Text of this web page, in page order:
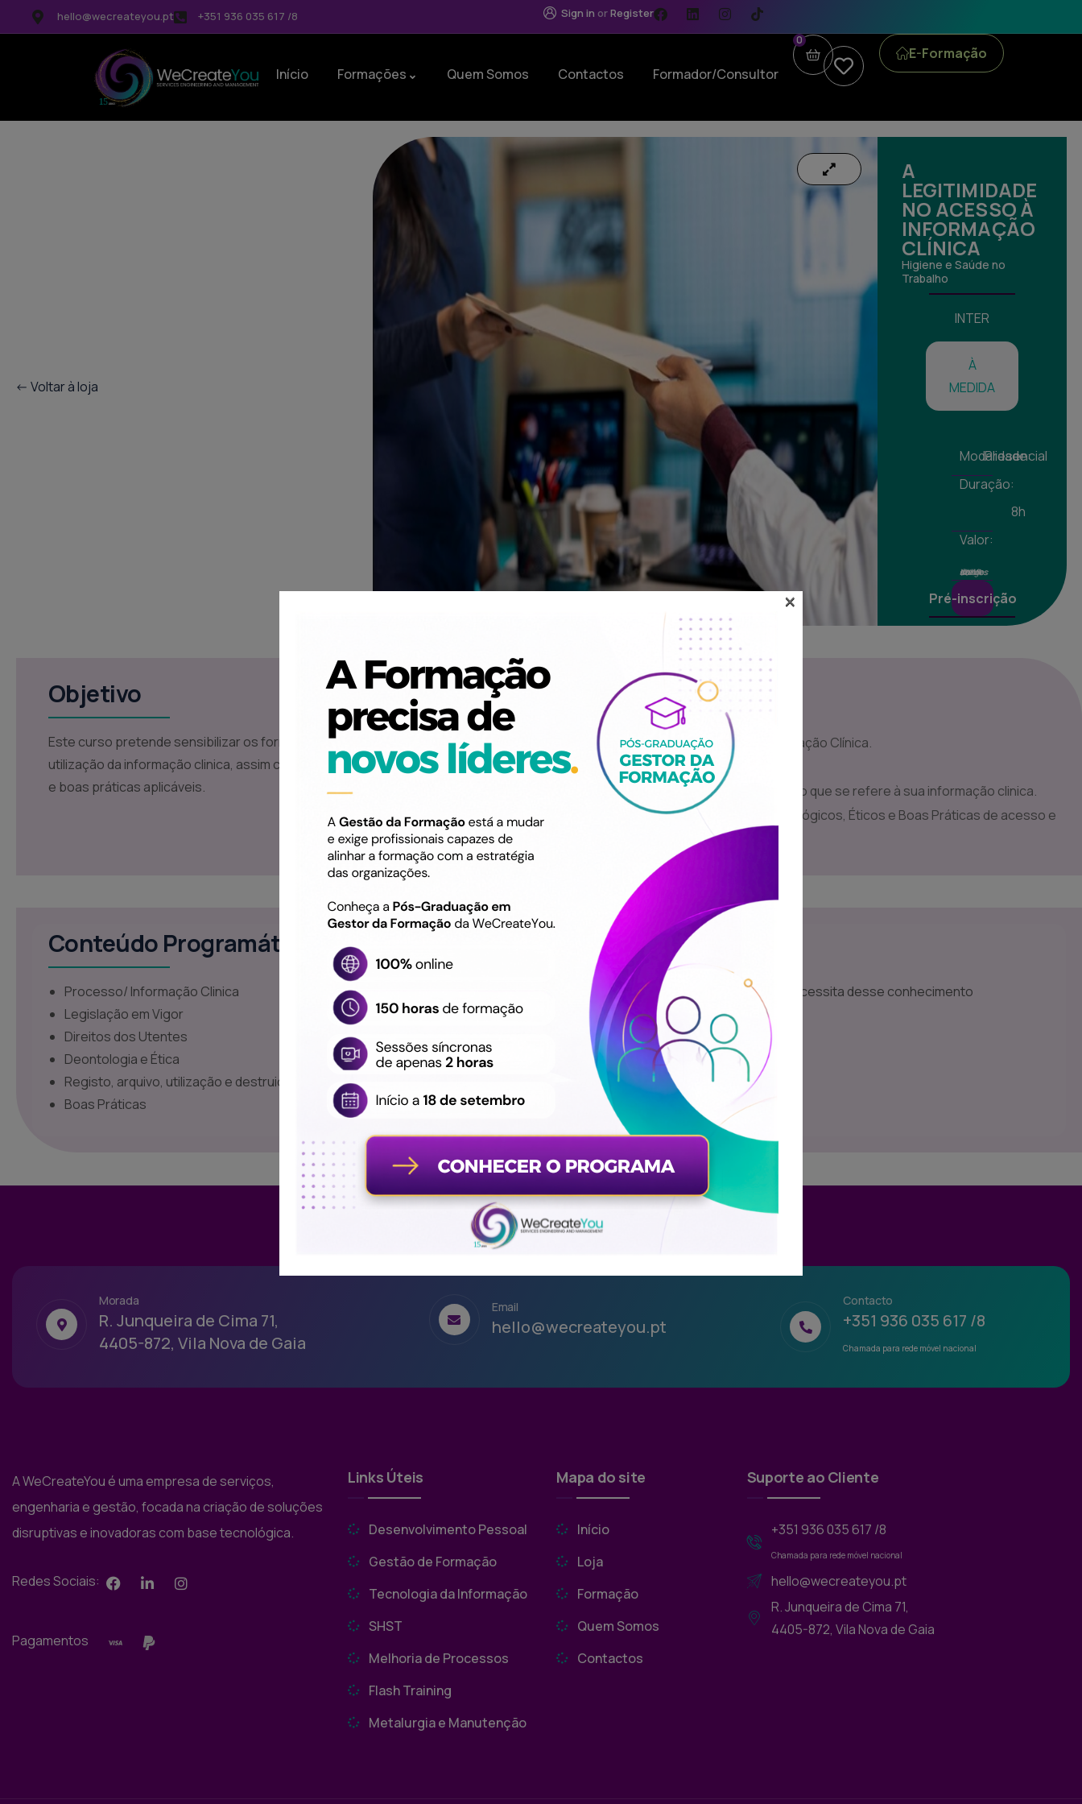
hello@wecreateyou.pt +351 936 035 617 /8 Sign in orRegister
Início Formações Quem Somos Contactos Formador/Consultor
0
E-Formação
<- Voltar à loja
A
LEGITIMIDADE
NO ACESSO À
INFORMAÇÃO
CLÍNICA
Higiene e Saúde no
Trabalho
INTER
À
MEDIDA
Modalidade:
Presencial
Duração:
8h
Valor:
Valores isentos de IVA ao abrigo do art. 9º do CIVA
Pré-inscrição
Objetivo
Este curso pretende sensibilizar os formandos para as regras de acesso e
utilização da informação clinica, assim como dos principios Deontológicos, Éticos
e boas práticas aplicáveis.
Descrição
Compreender o conceito de Informação Clínica.
Conhecer a Legislação em Vigor.
Conhecer os direitos dos utentes no que se refere à sua informação clinica.
Compreender os principios Deontológicos, Éticos e Boas Práticas de acesso e
utilização da informação Clínica.
Conteúdo Programático
Processo/ Informação Clinica
Legislação em Vigor
Direitos dos Utentes
Deontologia e Ética
Registo, arquivo, utilização e destruição de informação clínica
Boas Práticas
Destinatários
Formação destinada ao público que necessita desse conhecimento
Morada
R. Junqueira de Cima 71,
4405-872, Vila Nova de Gaia
Email
hello@wecreateyou.pt
Contacto
+351 936 035 617 /8
Chamada para rede móvel nacional
A WeCreateYou é uma empresa de serviços,
engenharia e gestão, focada na criação de soluções
disruptivas e inovadoras com base tecnológica.
Redes Sociais:
Pagamentos
Links Úteis
Desenvolvimento Pessoal
Gestão de Formação
Tecnologia da Informação
SHST
Melhoria de Processos
Flash Training
Metalurgia e Manutenção
Mapa do site
Início
Loja
Formação
Quem Somos
Contactos
Suporte ao Cliente
+351 936 035 617 /8
Chamada para rede móvel nacional
hello@wecreateyou.pt
R. Junqueira de Cima 71,
4405-872, Vila Nova de Gaia
×